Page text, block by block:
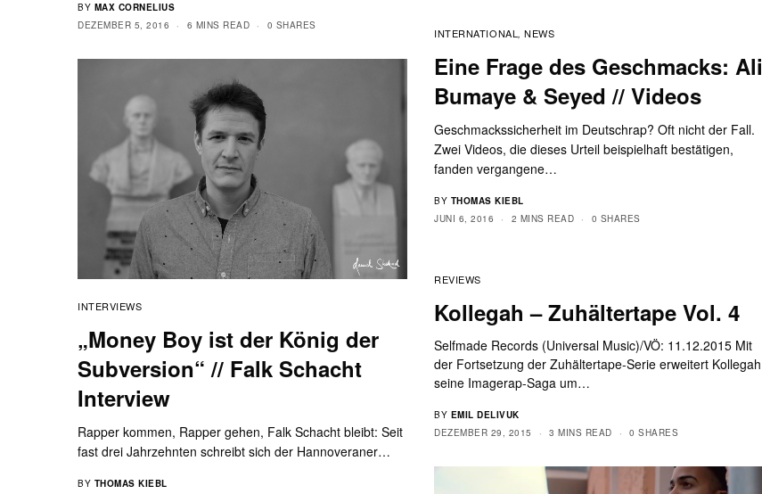
BY MAX CORNELIUS
DEZEMBER 5, 2016
6 MINS READ 0 SHARES
INTERNATIONAL ,NEWS
Eine Frage des Geschmacks: Ali
Bumaye & Seyed // Videos
Geschmackssicherheit im Deutschrap? Oft nicht der Fall.
Zwei Videos, die dieses Urteil beispielhaft bestätigen,
fanden vergangene…
BY THOMAS KIEBL
JUNI 6, 2016
2 MINS READ 0 SHARES
INTERVIEWS
„Money Boy ist der König der
Subversion“ // Falk Schacht
Interview
Rapper kommen, Rapper gehen, Falk Schacht bleibt: Seit
fast drei Jahrzehnten schreibt sich der Hannoveraner…
BY THOMAS KIEBL
REVIEWS
Kollegah – Zuhältertape Vol. 4
Selfmade Records (Universal Music)/VÖ: 11.12.2015 Mit
der Fortsetzung der Zuhältertape-Serie erweitert Kollegah
seine Imagerap-Saga um…
BY EMIL DELIVUK
DEZEMBER 29, 2015
3 MINS READ 0 SHARES